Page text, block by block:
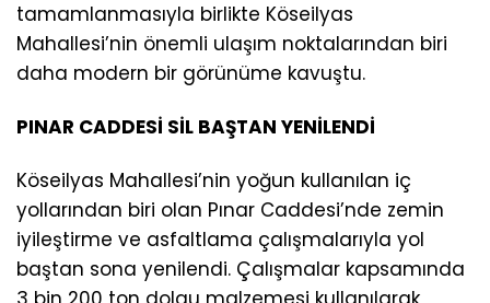
tamamlanmasıyla birlikte Köseilyas
Mahallesi’nin önemli ulaşım noktalarından biri
daha modern bir görünüme kavuştu.
PINAR CADDESİ SİL BAŞTAN YENİLENDİ
Köseilyas Mahallesi’nin yoğun kullanılan iç
yollarından biri olan Pınar Caddesi’nde zemin
iyileştirme ve asfaltlama çalışmalarıyla yol
baştan sona yenilendi. Çalışmalar kapsamında